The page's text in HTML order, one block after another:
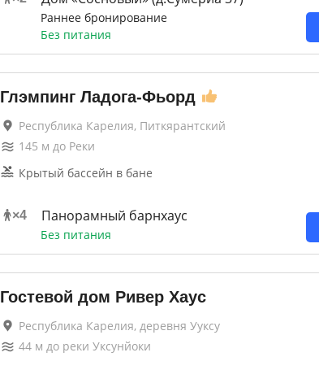
Раннее бронирование
Без питания
Глэмпинг Ладога-Фьорд
Республика Карелия, Питкярантский
145 м до Реки
Крытый бассейн в бане
×4 Панорамный барнхаус
Без питания
Гостевой дом Ривер Хаус
Республика Карелия, деревня Ууксу
44м до реки Уксунйоки